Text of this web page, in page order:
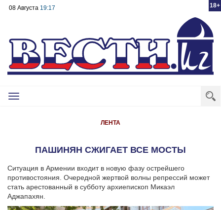
18+
08 Августа 19:17
Toggle
ЛЕНТА
ПАШИНЯН СЖИГАЕТ ВСЕ МОСТЫ
Ситуация в Армении входит в новую фазу острейшего
противостояния. Очередной жертвой волны репрессий может
стать арестованный в субботу архиепископ Микаэл
Аджапахян.